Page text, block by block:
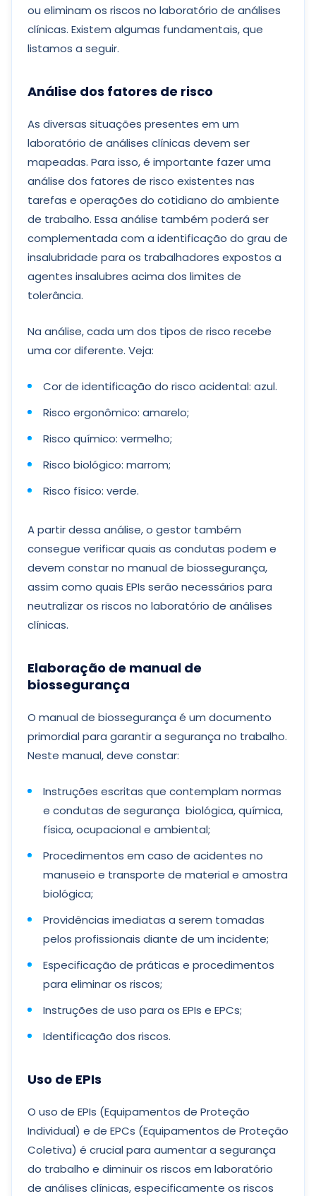
ou eliminam os riscos no laboratório de análises
clínicas. Existem algumas fundamentais, que
listamos a seguir.
Análise dos fatores de risco
As diversas situações presentes em um
laboratório de análises clínicas devem ser
mapeadas. Para isso, é importante fazer uma
análise dos fatores de risco existentes nas
tarefas e operações do cotidiano do ambiente
de trabalho. Essa análise também poderá ser
complementada com a identificação do grau de
insalubridade para os trabalhadores expostos a
agentes insalubres acima dos limites de
tolerância.
Na análise, cada um dos tipos de risco recebe
uma cor diferente. Veja:
Cor de identificação do risco acidental: azul.
Risco ergonômico: amarelo;
Risco químico: vermelho;
Risco biológico: marrom;
Risco físico: verde.
A partir dessa análise, o gestor também
consegue verificar quais as condutas podem e
devem constar no manual de biossegurança,
assim como quais EPIs serão necessários para
neutralizar os riscos no laboratório de análises
clínicas.
Elaboração de manual de
biossegurança
O manual de biossegurança é um documento
primordial para garantir a segurança no trabalho.
Neste manual, deve constar:
Instruções escritas que contemplam normas
e condutas de segurança biológica, química,
física, ocupacional e ambiental;
Procedimentos em caso de acidentes no
manuseio e transporte de material e amostra
biológica;
Providências imediatas a serem tomadas
pelos profissionais diante de um incidente;
Especificação de práticas e procedimentos
para eliminar os riscos;
Instruções de uso para os EPIs e EPCs;
Identificação dos riscos.
Uso de EPIs
O uso de EPIs (Equipamentos de Proteção
Individual) e de EPCs (Equipamentos de Proteção
Coletiva) é crucial para aumentar a segurança
do trabalho e diminuir os riscos em laboratório
de análises clínicas, especificamente os riscos